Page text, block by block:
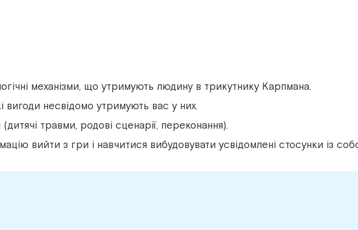
механізми, що утримують людину в трикутнику Карпмана.
вигоди несвідомо утримують вас у них.
травми, родові сценарії, переконання).
вийти з гри і навчитися вибудовувати усвідомлені стосунки із